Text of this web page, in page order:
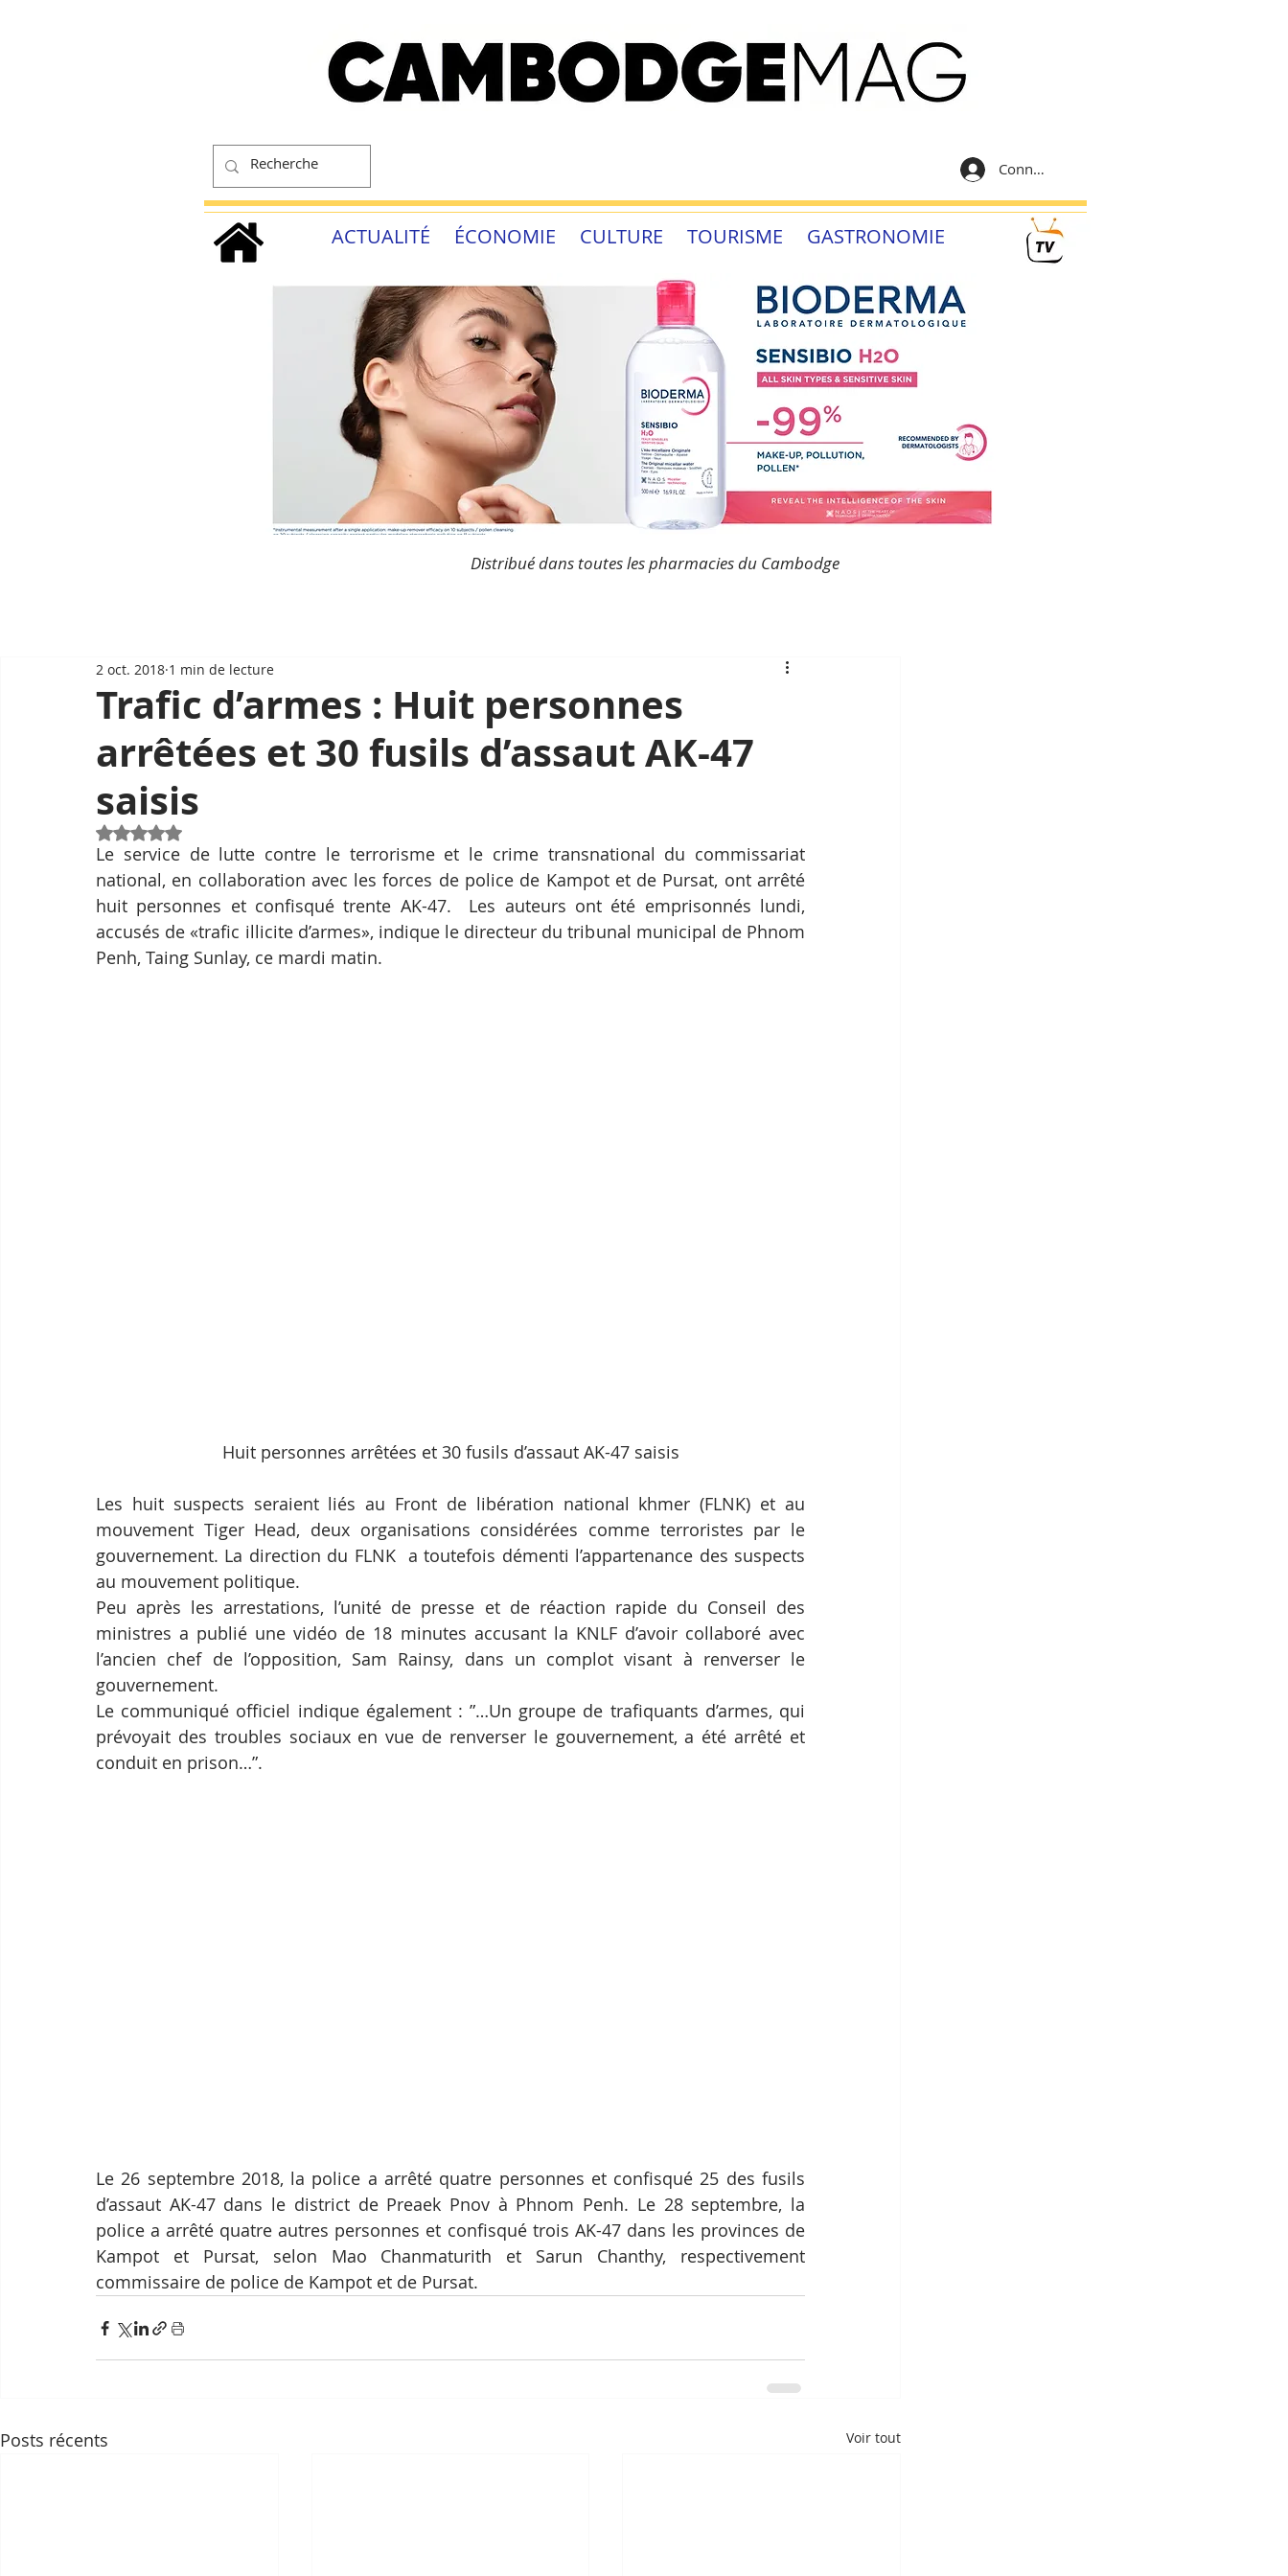
Connexion
ACTUALITÉ ÉCONOMIE CULTURE TOURISME GASTRONOMIE
Distribué dans toutes les pharmacies du Cambodge
Trafic d’armes : Huit personnes
arrêtées et 30 fusils d’assaut AK-47
saisis
2 oct. 2018 1 min de lecture
Noté NaN étoiles sur 5.
Le service de lutte contre le terrorisme et le crime transnational du commissariat
national, en collaboration avec les forces de police de Kampot et de Pursat, ont arrêté
huit personnes et confisqué trente AK-47.  Les auteurs ont été emprisonnés lundi,
accusés de «trafic illicite d’armes», indique le directeur du tribunal municipal de Phnom
Penh, Taing Sunlay, ce mardi matin.
Huit personnes arrêtées et 30 fusils d’assaut AK-47 saisis
Les huit suspects seraient liés au Front de libération national khmer (FLNK) et au
mouvement Tiger Head, deux organisations considérées comme terroristes par le
gouvernement. La direction du FLNK  a toutefois démenti l’appartenance des suspects
au mouvement politique.
Peu après les arrestations, l’unité de presse et de réaction rapide du Conseil des
ministres a publié une vidéo de 18 minutes accusant la KNLF d’avoir collaboré avec
l’ancien chef de l’opposition, Sam Rainsy, dans un complot visant à renverser le
gouvernement.
Le communiqué officiel indique également : ”…Un groupe de trafiquants d’armes, qui
prévoyait des troubles sociaux en vue de renverser le gouvernement, a été arrêté et
conduit en prison…”.
Le 26 septembre 2018, la police a arrêté quatre personnes et confisqué 25 des fusils
d’assaut AK-47 dans le district de Preaek Pnov à Phnom Penh. Le 28 septembre, la
police a arrêté quatre autres personnes et confisqué trois AK-47 dans les provinces de
Kampot et Pursat, selon Mao Chanmaturith et Sarun Chanthy, respectivement
commissaire de police de Kampot et de Pursat.
Posts récents Voir tout